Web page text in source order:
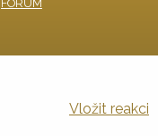
FÓRUM
Vložit reakci